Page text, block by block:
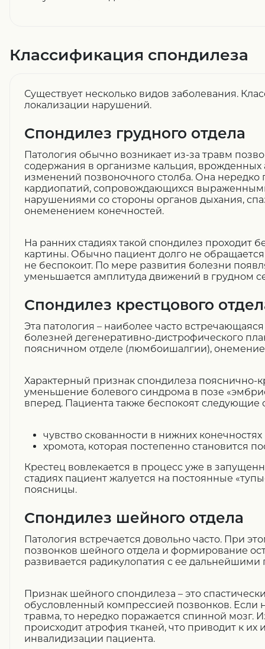
Классификация спондилеза
Существует несколько видов заболевания.
локализации нарушений.
Спондилез грудного отдела
Патология обычно возникает из-за травм
содержания в организме кальция, врожденных
изменений позвоночного столба. Она нередко
кардиопатий, сопровождающихся
нарушениями со стороны органов дыхания,
онеменением конечностей.
На ранних стадиях такой спондилез проходит
картины. Обычно пациент долго не обращается
не беспокоит. По мере развития болезни
уменьшается амплитуда движений в грудном
Спондилез крестцового
Эта патология – наиболее часто
болезней дегенеративно-дистрофического
поясничном отделе (люмбоишалгии), онемение
Характерный признак спондилеза пояснично-
уменьшение болевого синдрома в позе
вперед. Пациента также беспокоят следующие
чувство скованности в нижних
хромота, которая постепенно становится
Крестец вовлекается в процесс уже в
стадиях пациент жалуется на постоянные
поясницы.
Спондилез шейного отдела
Патология встречается довольно часто. При
позвонков шейного отдела и формирование
развивается радикулопатия с ее дальнейшими
Признак шейного спондилеза – это
обусловленный компрессией позвонков.
травма, то нередко поражается спинной мозг.
происходит атрофия тканей, что приводит к их
инвалидизации пациента.